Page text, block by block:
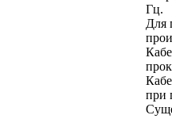
Гц.
Для
при